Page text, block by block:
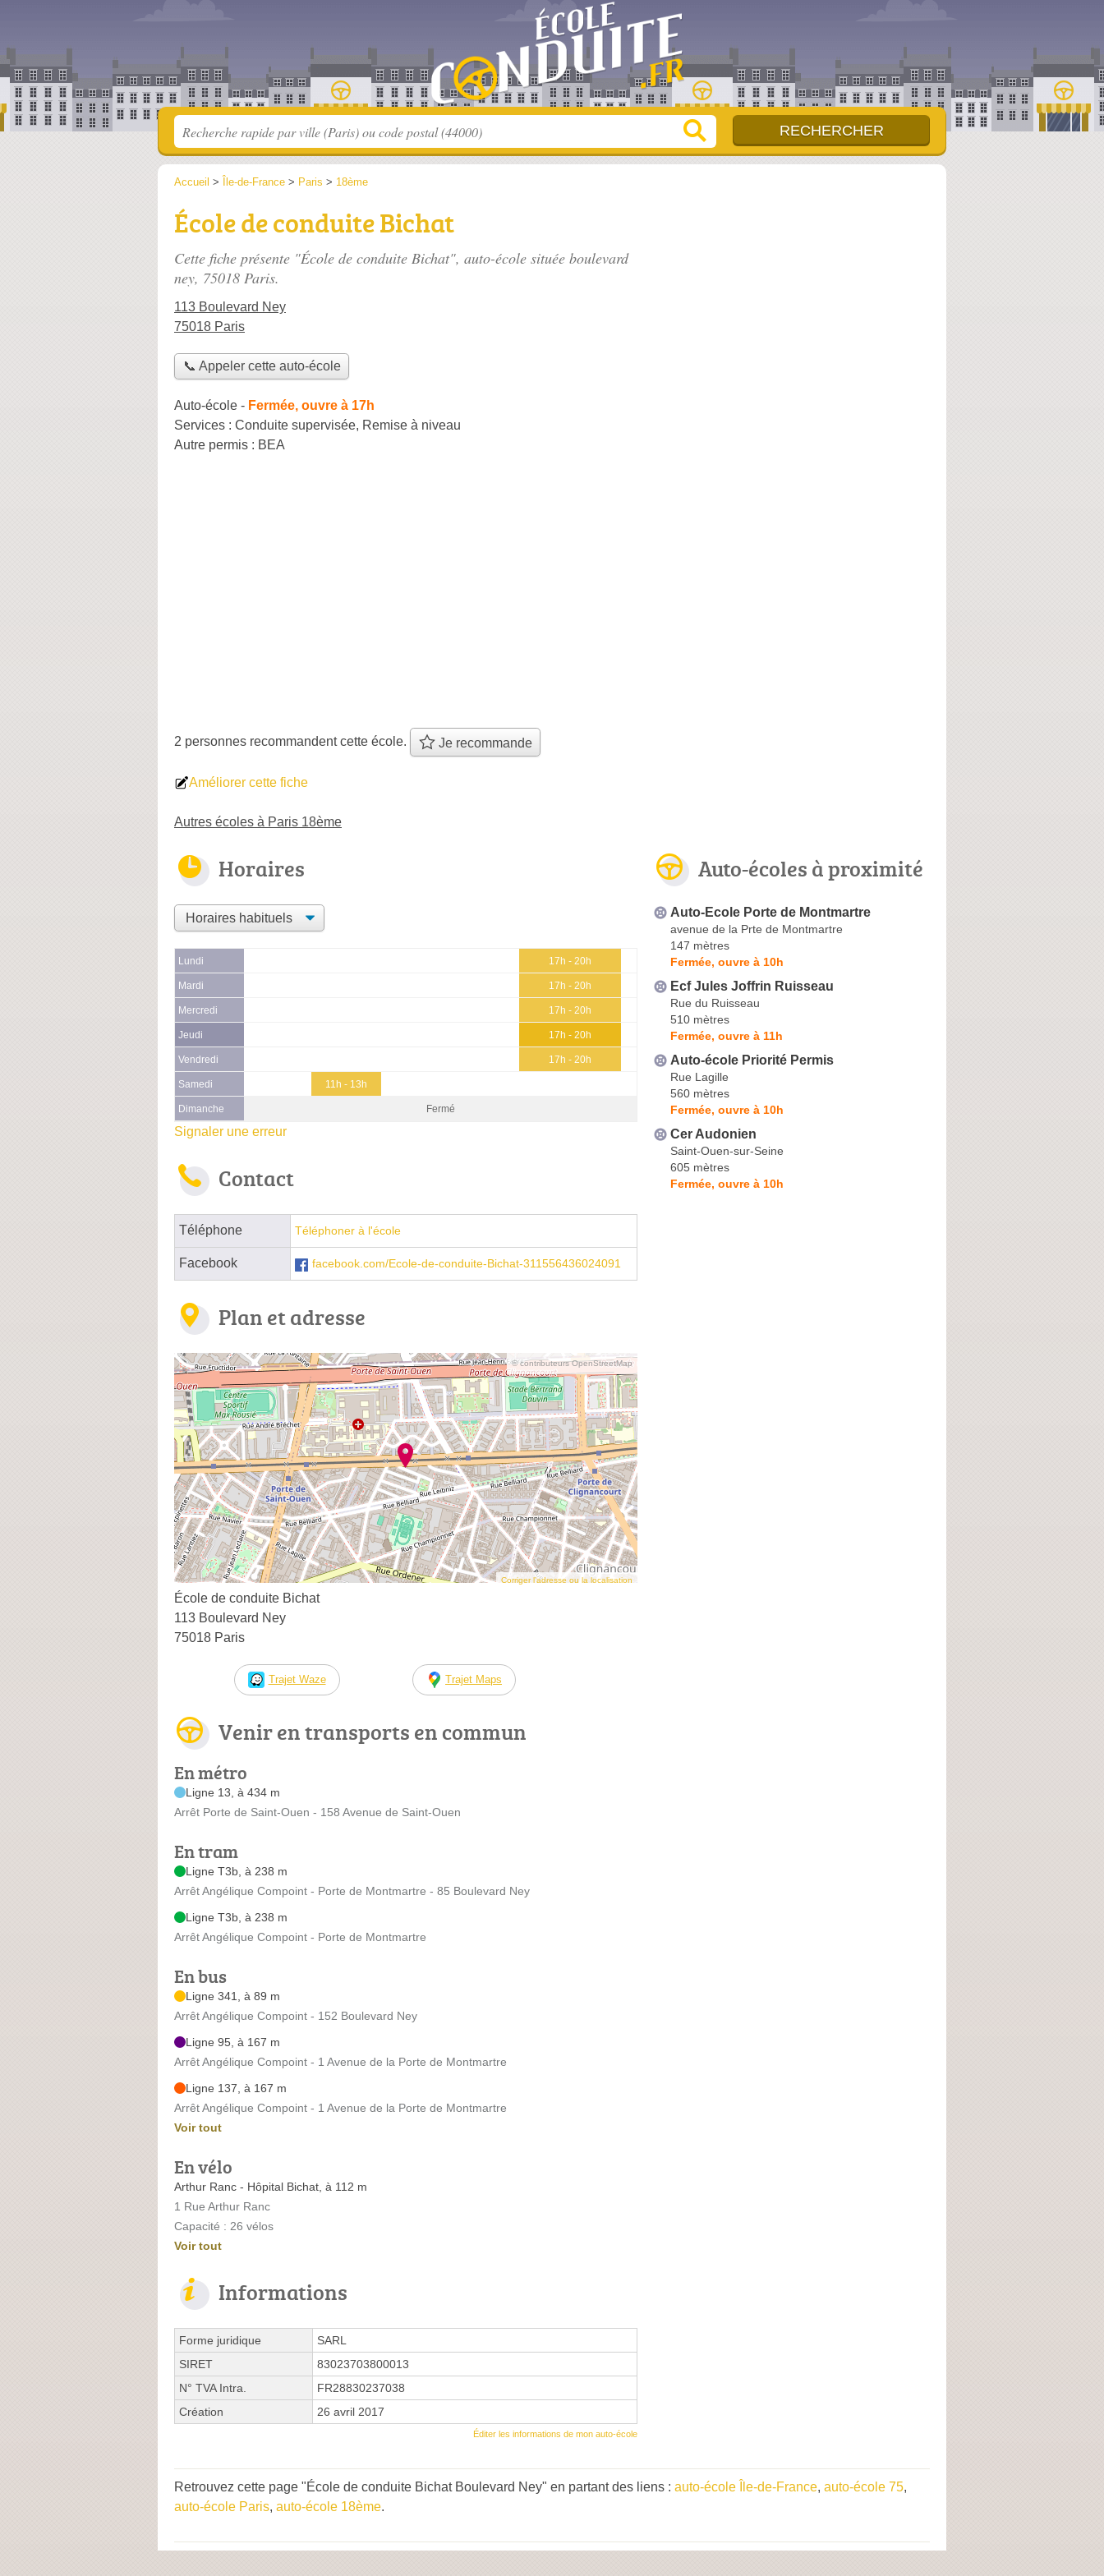
Accueil > Île-de-France > Paris > 18ème
École de conduite Bichat
Cette fiche présente "École de conduite Bichat", auto-école située boulevard
ney, 75018 Paris.
113 Boulevard Ney
75018 Paris
📞 Appeler cette auto-école
Auto-école - Fermée, ouvre à 17h
Services : Conduite supervisée, Remise à niveau
Autre permis : BEA
2 personnes recommandentcette école. Je recommande
Améliorer cette fiche
Autres écoles à Paris 18ème
Horaires
Lundi 17h - 20h
Mardi 17h - 20h
Mercredi 17h - 20h
Jeudi 17h - 20h
Vendredi 17h - 20h
Samedi 11h - 13h
Dimanche Fermé
Signaler une erreur
Contact
Téléphone Téléphoner à l'école
Facebook facebook.com/Ecole-de-conduite-Bichat-311556436024091
Plan et adresse
© contributeurs OpenStreetMap
Corriger l’adresse ou la localisation
École de conduite Bichat
113 Boulevard Ney
75018 Paris
Trajet Waze Trajet Maps
Venir en transports en commun
En métro
Ligne 13, à 434 m
Arrêt Porte de Saint-Ouen - 158 Avenue de Saint-Ouen
En tram
Ligne T3b, à 238 m
Arrêt Angélique Compoint - Porte de Montmartre - 85 Boulevard Ney
Ligne T3b, à 238 m
Arrêt Angélique Compoint - Porte de Montmartre
En bus
Ligne 341, à 89 m
Arrêt Angélique Compoint - 152 Boulevard Ney
Ligne 95, à 167 m
Arrêt Angélique Compoint - 1 Avenue de la Porte de Montmartre
Ligne 137, à 167 m
Arrêt Angélique Compoint - 1 Avenue de la Porte de Montmartre
Voir tout
En vélo
Arthur Ranc - Hôpital Bichat, à 112 m
1 Rue Arthur Ranc
Capacité : 26 vélos
Voir tout
Informations
Forme juridique
SARL
SIRET
83023703800013
N° TVA Intra.
FR28830237038
Création
26 avril 2017
Éditer les informations de mon auto-école
Auto-écoles à proximité
Auto-Ecole Porte de Montmartre
avenue de la Prte de Montmartre
147 mètres
Fermée, ouvre à 10h
Ecf Jules Joffrin Ruisseau
Rue du Ruisseau
510 mètres
Fermée, ouvre à 11h
Auto-école Priorité Permis
Rue Lagille
560 mètres
Fermée, ouvre à 10h
Cer Audonien
Saint-Ouen-sur-Seine
605 mètres
Fermée, ouvre à 10h
Retrouvez cette page "École de conduite Bichat Boulevard Ney" en partant des liens : auto-école Île-de-France, auto-école 75,
auto-école Paris, auto-école 18ème.